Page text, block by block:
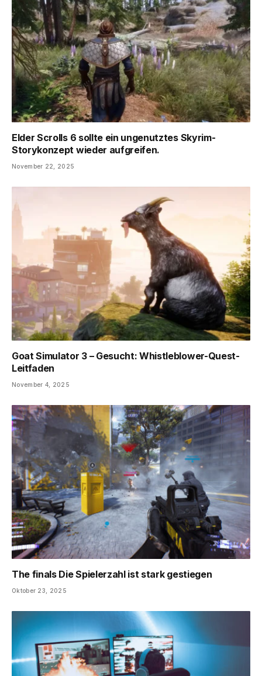
Elder Scrolls 6 sollte ein ungenutztes Skyrim-
Storykonzept wieder aufgreifen.
November 22, 2025
Goat Simulator 3 – Gesucht: Whistleblower-Quest-
Leitfaden
November 4, 2025
The finals Die Spielerzahl ist stark gestiegen
Oktober 23, 2025